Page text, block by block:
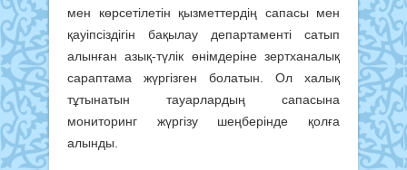
мен көрсетілетін қызметтердің сапасы мен
қауіпсіздігін бақылау департаменті сатып
алынған азық-түлік өнімдеріне зертханалық
сараптама жүргізген болатын. Ол халық
тұтынатын тауарлардың сапасына
мониторинг жүргізу шеңберінде қолға
алынды.